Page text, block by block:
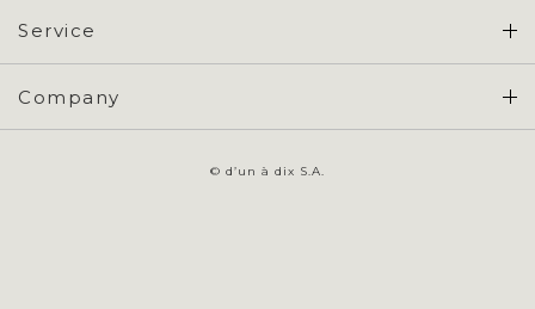
Concept & Overview
Service
会員登録 / ログイン
ご利用ガイド
Company
© d’un à dix S.A.